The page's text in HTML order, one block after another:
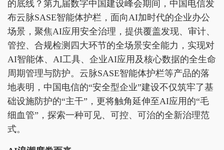
的底线？第九届数字中国建设峰会期间，中国电信发
布云脉SASE智能体护栏，面向AI加时代的企业办公
场景，聚焦AI应用安全治理，提供覆盖发现、审计、
管控、合规检测四大环节的全场景安全能力，实现对
AI智能体、AI工具、企业AI应用及核心数据的全生命
周期管理与防护。云脉SASE智能体护栏等产品的落
地表明，中国电信的“安全型企业”建设不仅筑牢了基
础设施防护的“主干”，更将触角延伸至AI应用的“毛
细血管”，探索一种可见、可控、可治的全新治理范
式。